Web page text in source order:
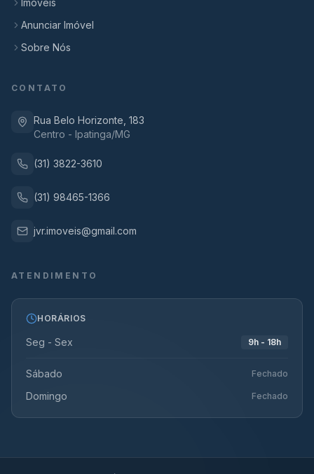
Imóveis
Anunciar Imóvel
Sobre Nós
CONTATO
Rua Belo Horizonte, 183
Centro - Ipatinga/MG
(31) 3822-3610
(31) 98465-1366
jvr.imoveis@gmail.com
ATENDIMENTO
HORÁRIOS
Seg - Sex 9h - 18h
Sábado Fechado
Domingo Fechado